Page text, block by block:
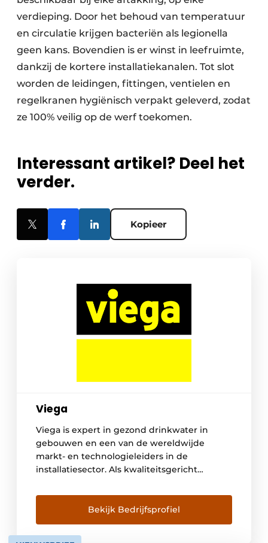
verdieping. Door het behoud van temperatuur
en circulatie krijgen bacteriën als legionella
geen kans. Bovendien is er winst in leefruimte,
dankzij de kortere installatiekanalen. Tot slot
worden de leidingen, fittingen, ventielen en
regelkranen hygiënisch verpakt geleverd, zodat
ze 100% veilig op de werf toekomen.
Interessant artikel? Deel het
verder.
Kopieer
Viega
Viega is expert in gezond drinkwater in
gebouwen en een van de wereldwijde
markt- en technologieleiders in de
installatiesector. Als kwaliteitsgericht
5.000 werknemers, heeft het bedrijf meer
dan 125 jaar ervaring in gebouwentechniek.
Drinkwaterhygiëne, energie-efficiëntie,
comfort en veiligheid in gebouwen behoren
Bekijk Bedrijfsprofiel